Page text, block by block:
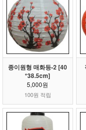
종이원형 매화등-2 [40
*38.5cm]
5,000원
100원 적립